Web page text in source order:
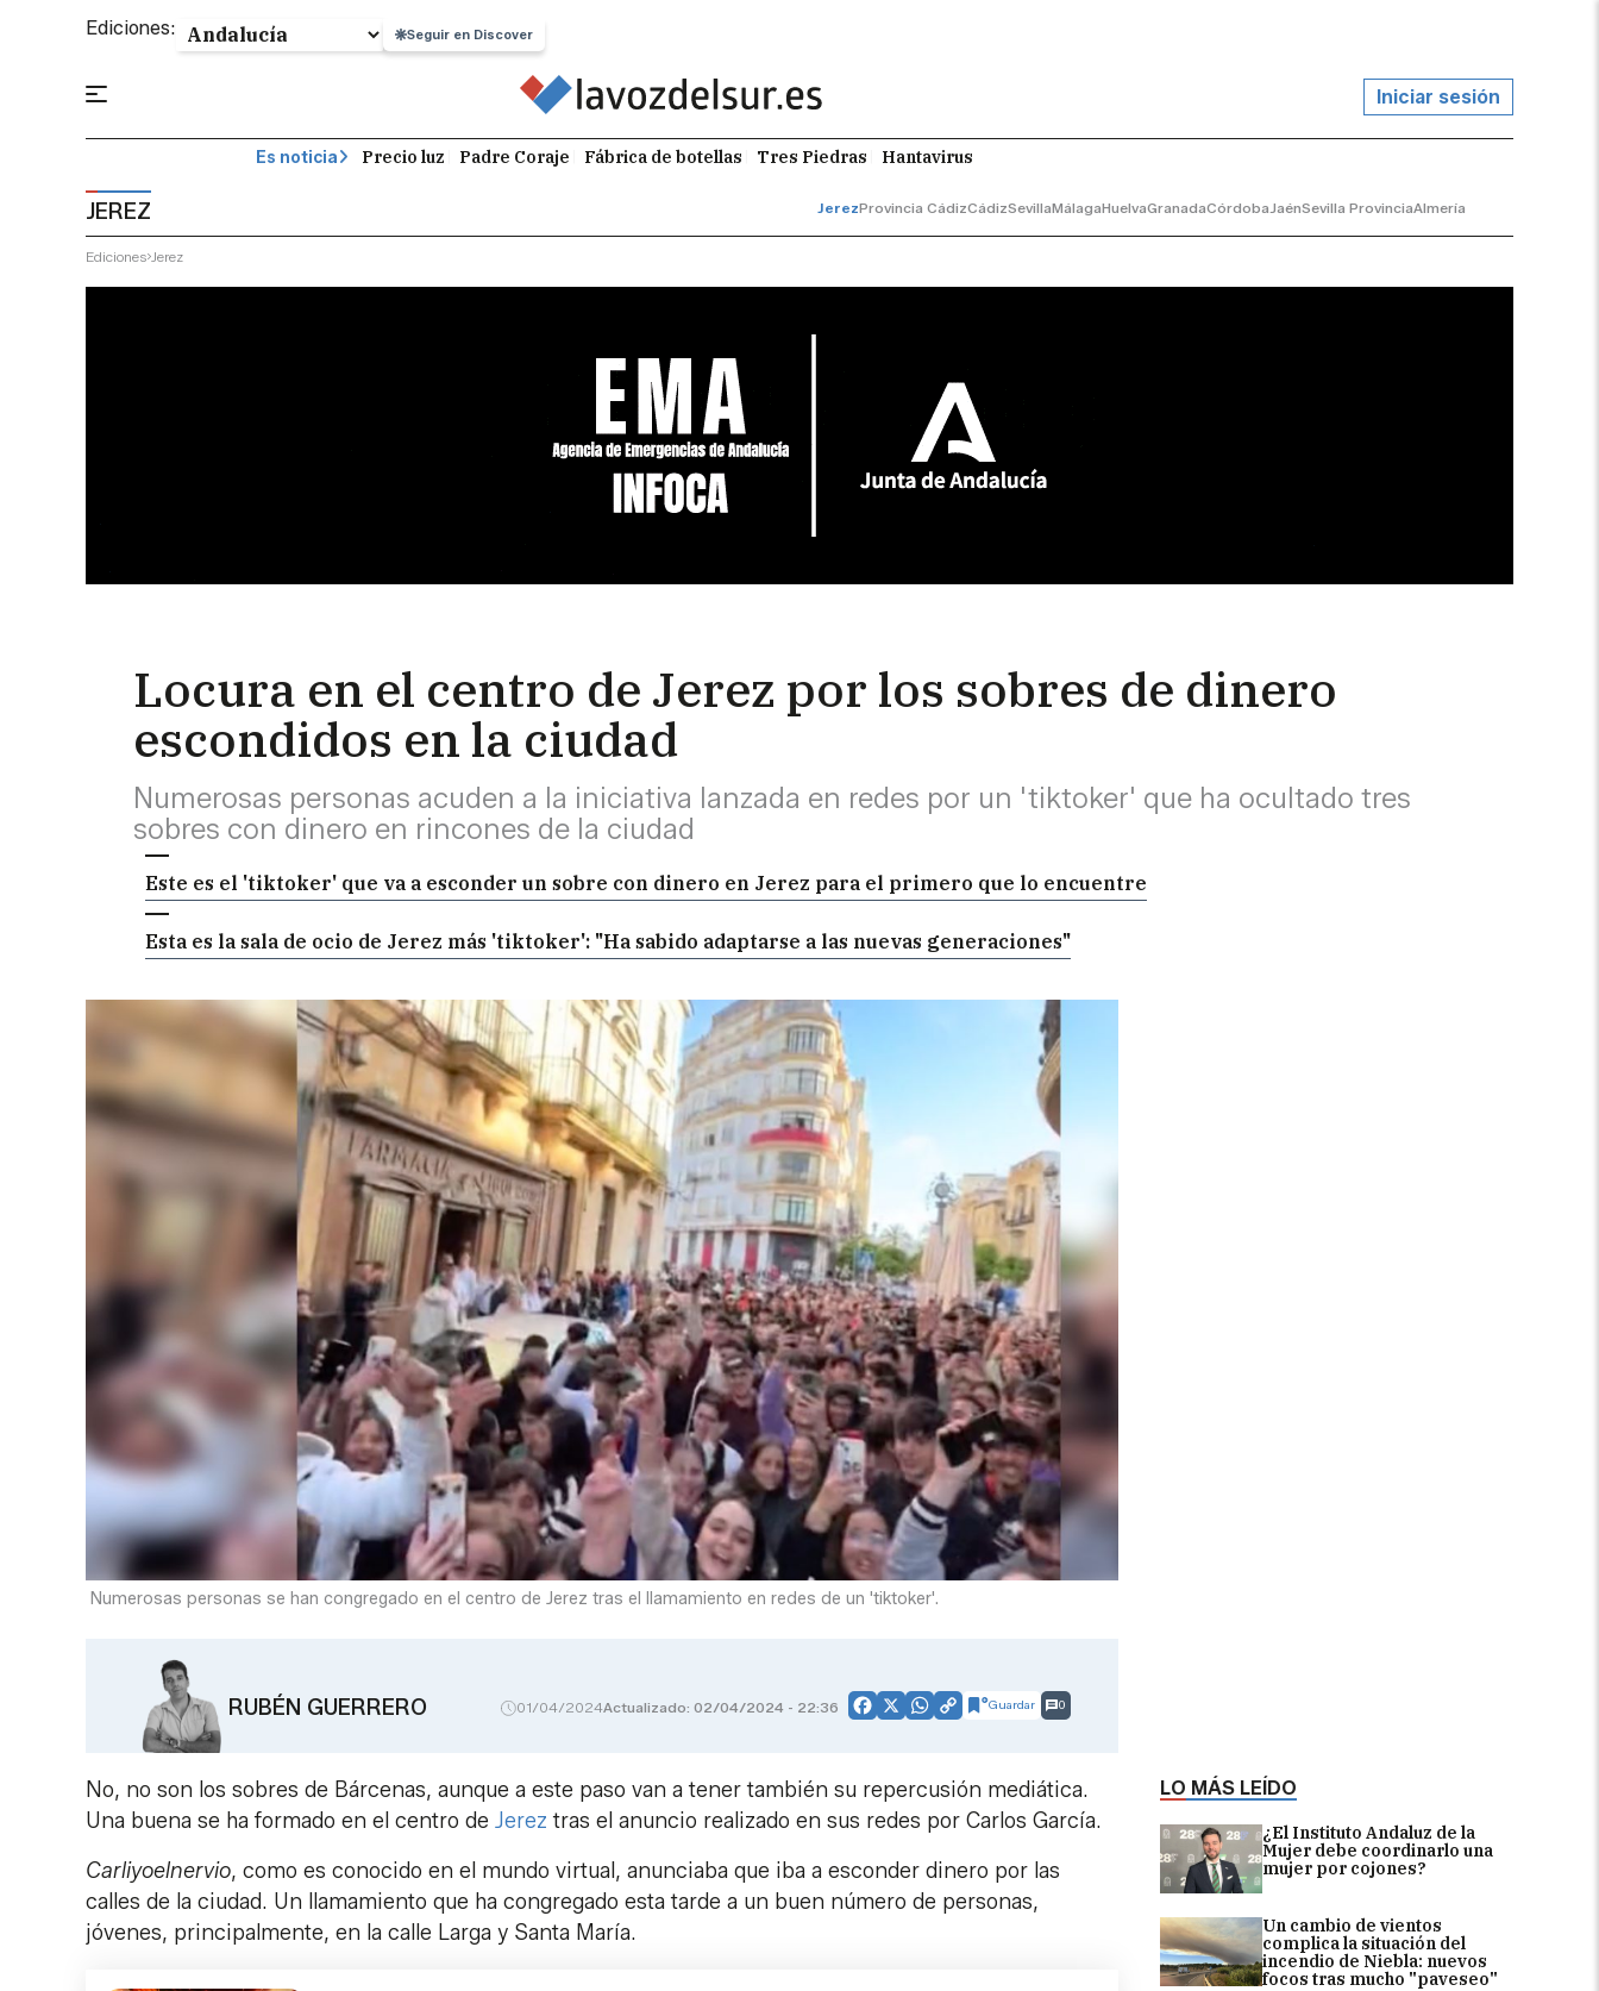
Ediciones: Seguir en Discover
Iniciar sesión
Es noticia Precio luz Padre Coraje Fábrica de botellas Tres Piedras Hantavirus
JEREZ JerezProvincia CádizCádizSevillaMálagaHuelvaGranadaCórdobaJaénSevilla ProvinciaAlmería
Ediciones Jerez
Locura en el centro de Jerez por los sobres de dinero
escondidos en la ciudad
Numerosas personas acuden a la iniciativa lanzada en redes por un 'tiktoker' que ha ocultado tres
sobres con dinero en rincones de la ciudad
Este es el 'tiktoker' que va a esconder un sobre con dinero en Jerez para el primero que lo encuentre
Esta es la sala de ocio de Jerez más 'tiktoker': "Ha sabido adaptarse a las nuevas generaciones"
LO MÁS LEÍDO
¿El Instituto Andaluz de la
Mujer debe coordinarlo una
mujer por cojones?
Un cambio de vientos
complica la situación del
incendio de Niebla: nuevos
focos tras mucho "paveseo"
Numerosas personas se han congregado en el centro de Jerez tras el llamamiento en redes de un 'tiktoker'.
RUBÉN GUERRERO 01/04/2024Actualizado: 02/04/2024 - 22:36 Facebook
X WhatsApp
CopyGuardar 0
No, no son los sobres de Bárcenas, aunque a este paso van a tener también su repercusión mediática.
Una buena se ha formado en el centro de Jerez tras el anuncio realizado en sus redes por Carlos García.
Carliyoelnervio, como es conocido en el mundo virtual, anunciaba que iba a esconder dinero por las
calles de la ciudad. Un llamamiento que ha congregado esta tarde a un buen número de personas,
jóvenes, principalmente, en la calle Larga y Santa María.